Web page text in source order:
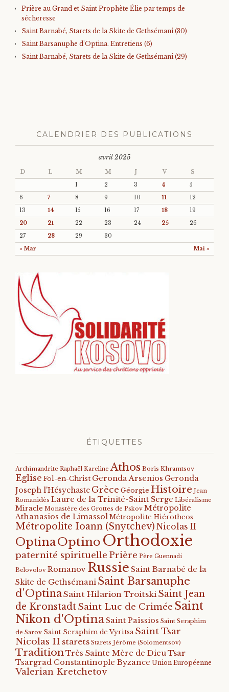
Prière au Grand et Saint Prophète Élie par temps de
sécheresse
Saint Barnabé, Starets de la Skite de Gethsémani (30)
Saint Barsanuphe d’Optina. Entretiens (6)
Saint Barnabé, Starets de la Skite de Gethsémani (29)
CALENDRIER DES PUBLICATIONS
avril 2025
D L M M J V S
« Mar Mai »
1 2 3 4
5
6
7 8 9 10 11
12
13
14 15 16 17 18
19
20
21 22 23 24 25
26
27
28 29 30
ÉTIQUETTES
Archimandrite Raphaël Kareline Athos Boris Khramtsov
Eglise Fol-en-Christ Geronda Arsenios Geronda
Joseph l'Hésychaste Grèce Géorgie Histoire Jean
Romanidès Laure de la Trinité-Saint Serge Libéralisme
Miracle Monastère des Grottes de Pskov Métropolite
Athanasios de Limassol Métropolite Hiérotheos
Métropolite Ioann (Snytchev) Nicolas II
OptinaOptino Orthodoxie
paternité spirituelle Prière Père Guennadi
Belovolov Romanov Russie Saint Barnabé de la
Skite de Gethsémani Saint Barsanuphe
d'OptinaSaint Hilarion Troitski Saint Jean
de KronstadtSaint Luc de Crimée Saint
Nikon d'OptinaSaint Païssios Saint Seraphim
de Sarov Saint Seraphim de Vyritsa Saint Tsar
Nicolas II starets Starets Jérôme (Solomentsov)
TraditionTrès Sainte Mère de DieuTsar
Tsargrad Constantinople Byzance Union Européenne
Valerian Kretchetov